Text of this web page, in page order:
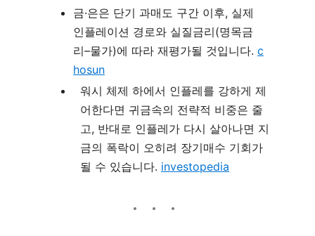
금·은은 단기 과매도 구간 이후, 실제
인플레이션 경로와 실질금리(명목금
리–물가)에 따라 재평가될 것입니다. c
hosun
워시 체제 하에서 인플레를 강하게 제
어한다면 귀금속의 전략적 비중은 줄
고, 반대로 인플레가 다시 살아나면 지
금의 폭락이 오히려 장기매수 기회가
될 수 있습니다. investopedia